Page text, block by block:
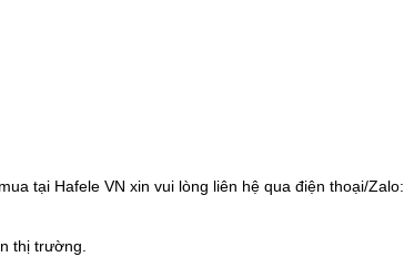
tại Hafele VN xin vui lòng liên hệ qua điện thoại/Zalo:
thị trường.